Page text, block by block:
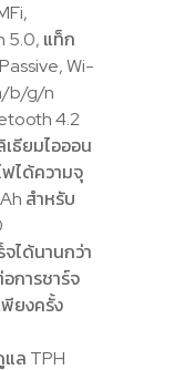
5.0, แท็ก
Wi-
b/g/n
4.2
ธียมไอออน
ได้ความจุ
สำหรับ
ได้นานกว่า
การชาร์จ
ยงครั้ง
ล TPH